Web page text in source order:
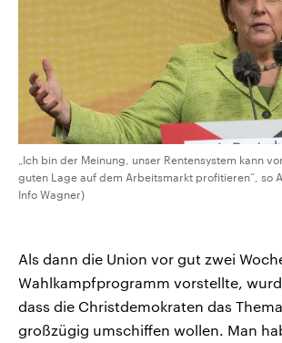
„Ich bin der Meinung, unser Rentensystem kann
guten Lage auf dem Arbeitsmarkt profitieren“, so
Info Wagner)
Als dann die Union vor gut zwei
Wahlkampfprogramm vorstellte,
dass die Christdemokraten das
großzügig umschiffen wollen. Man